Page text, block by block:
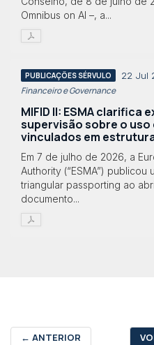
Omnibus on AI –, a...
PUBLICAÇÕES SÉRVULO 22 Jul
Financeiro e Governance
MIFID II: ESMA clarifica
supervisão sobre o
vinculados em
Em 7 de julho de 2026, a
Authority (“ESMA”)
triangular passporting ao
documento...
← ANTERIOR